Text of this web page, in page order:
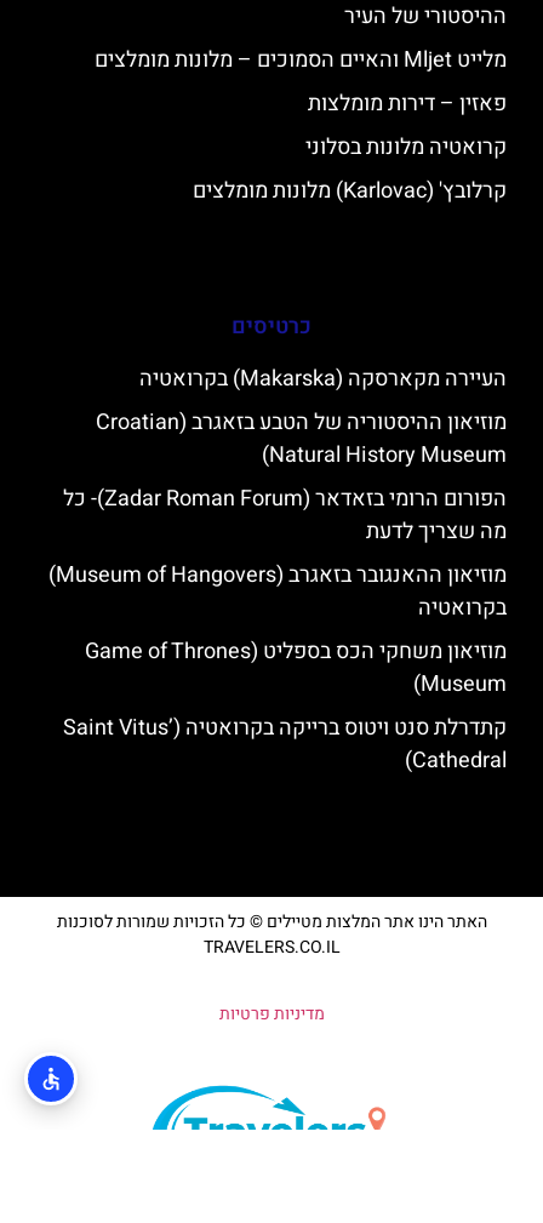
ההיסטורי של העיר
מלייט Mljet והאיים הסמוכים – מלונות מומלצים
פאזין – דירות מומלצות
קרואטיה מלונות בסלוני
קרלובץ' (Karlovac) מלונות מומלצים
כרטיסים
העיירה מקארסקה (Makarska) בקרואטיה
מוזיאון ההיסטוריה של הטבע בזאגרב (Croatian
Natural History Museum)
הפורום הרומי בזאדאר (Zadar Roman Forum)- כל
מה שצריך לדעת
מוזיאון ההאנגובר בזאגרב (Museum of Hangovers)
בקרואטיה
מוזיאון משחקי הכס בספליט (Game of Thrones
Museum)
קתדרלת סנט ויטוס ברייקה בקרואטיה (Saint Vitus’
Cathedral)
האתר הינו אתר המלצות מטיילים © כל הזכויות שמורות לסוכנות
TRAVELERS.CO.IL
מדיניות פרטיות